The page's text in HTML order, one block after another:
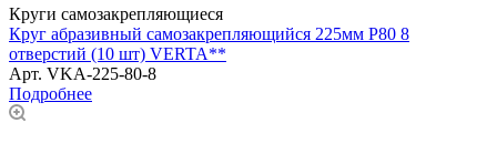
Круги самозакрепляющиеся
Круг абразивный самозакрепляющийся 225мм Р80 8
отверстий (10 шт) VERTA**
Арт. VKA-225-80-8
Подробнее